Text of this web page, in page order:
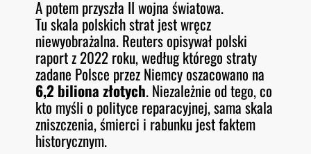
A potem przyszła II wojna światowa.
Tu skala polskich strat jest wręcz
niewyobrażalna. Reuters opisywał polski
raport z 2022 roku, według którego straty
zadane Polsce przez Niemcy oszacowano na
6,2 biliona złotych. Niezależnie od tego, co
kto myśli o polityce reparacyjnej, sama skala
zniszczenia, śmierci i rabunku jest faktem
historycznym.